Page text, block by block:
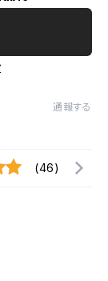
通報する
(46)